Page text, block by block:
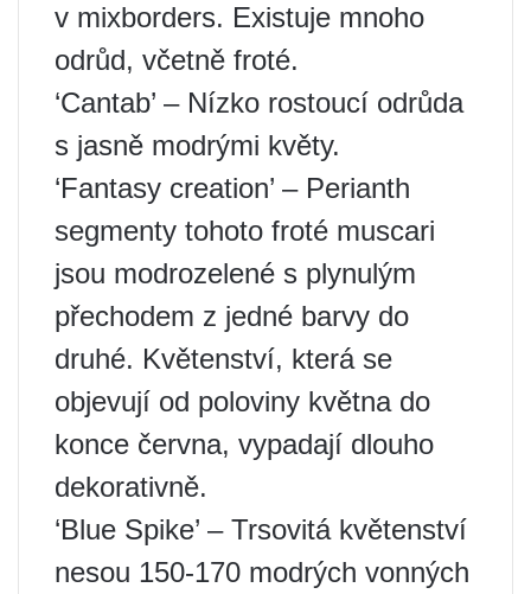
v mixborders. Existuje mnoho
odrůd, včetně froté.
‘Cantab’ – Nízko rostoucí odrůda
s jasně modrými květy.
‘Fantasy creation’ – Perianth
segmenty tohoto froté muscari
jsou modrozelené s plynulým
přechodem z jedné barvy do
druhé. Květenství, která se
objevují od poloviny května do
konce června, vypadají dlouho
dekorativně.
‘Blue Spike’ – Trsovitá květenství
nesou 150-170 modrých vonných